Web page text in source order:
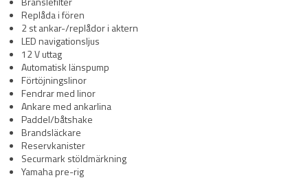
Replåda i fören
2 st ankar-/replådor i aktern
LED navigationsljus
12 V uttag
Automatisk länspump
Förtöjningslinor
Fendrar med linor
Ankare med ankarlina
Paddel/båtshake
Brandsläckare
Reservkanister
Securmark stöldmärkning
Yamaha pre-rig